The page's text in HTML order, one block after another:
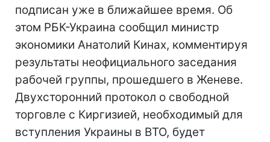
подписан уже в ближайшее время. Об
этом РБК-Украина сообщил министр
экономики Анатолий Кинах, комментируя
результаты неофициального заседания
рабочей группы, прошедшего в Женеве.
Двухсторонний протокол о свободной
торговле с Киргизией, необходимый для
вступления Украины в ВТО, будет